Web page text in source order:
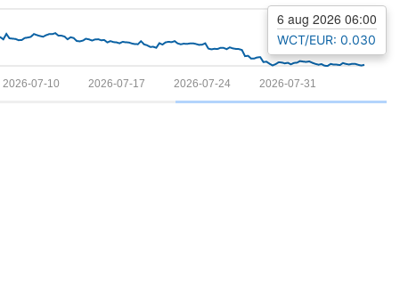
2026-07-31
2026-07-24
2026-07-17
2026-07-10
6 aug 2026 06:00
WCT/EUR: 0.030